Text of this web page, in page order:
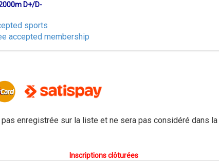
D+/D-
sports
accepted membership
enregistrée sur la liste et ne sera pas considéré dans
Inscriptions clôturées